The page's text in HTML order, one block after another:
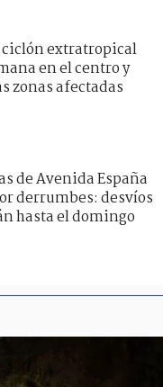
extratropical
en el centro y
zonas afectadas
de Avenida España
derrumbes: desvíos
hasta el domingo